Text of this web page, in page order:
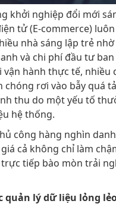
khởi nghiệp đổi mới
tử (E-commerce)
nhà sáng lập trẻ
và chi phí đầu tư
vận hành thực tế, nhiều
chóng rơi vào bẫy quá
thu do một yếu tố
hệ thống.
công hàng nghìn
cả không chỉ làm
tiếp bào mòn trải
quản lý dữ liệu lỏng